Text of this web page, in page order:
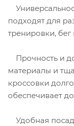
подходят для
тренировки,
Прочность и
материалы и
кроссовки
обеспечивает
Удобная